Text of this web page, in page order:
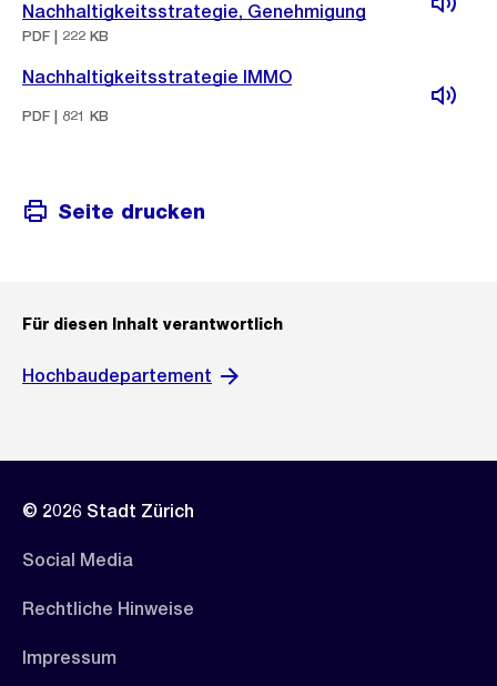
Nachhaltigkeitsstrategie, Genehmigung
PDF | 222 KB
Nachhaltigkeitsstrategie IMMO
PDF | 821 KB
Seite drucken
Für diesen Inhalt verantwortlich
Hochbaudepartement
© 2026 Stadt Zürich
Social Media
Rechtliche Hinweise
Impressum